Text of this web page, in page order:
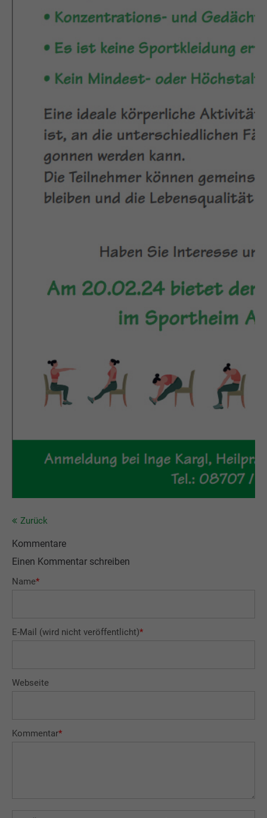
Zurück
Kommentare
Einen Kommentar schreiben
Name*
E-Mail (wird nicht veröffentlicht)*
Webseite
Kommentar*